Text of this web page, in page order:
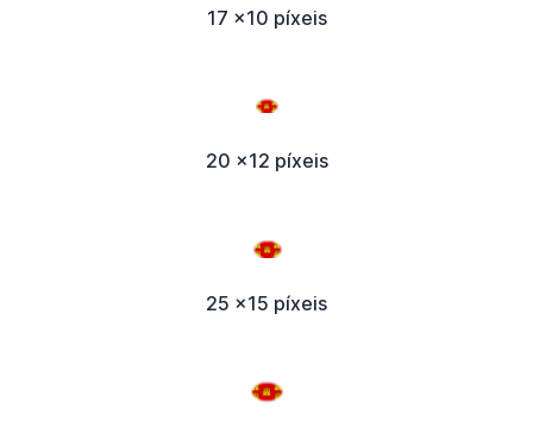
17 x10 píxeis
20 x12 píxeis
25 x15 píxeis